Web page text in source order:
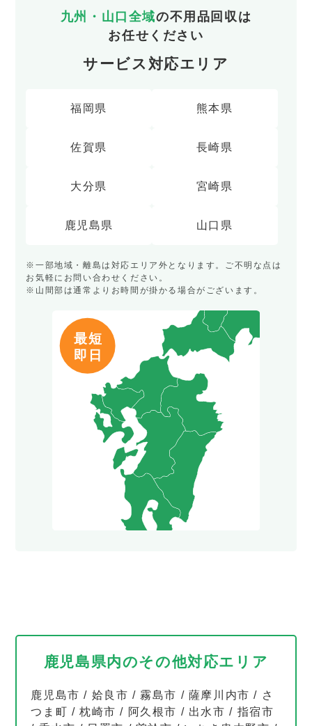
九州・山口全域の不用品回収は
お任せください
サービス対応エリア
福岡県 熊本県
佐賀県 長崎県
大分県 宮崎県
鹿児島県 山口県
※一部地域・離島は対応エリア外となります。ご不明な点は
お気軽にお問い合わせください。
※山間部は通常よりお時間が掛かる場合がございます。
鹿児島県内のその他対応エリア
鹿児島市 / 姶良市 / 霧島市 / 薩摩川内市 / さ
つま町 /枕崎市 / 阿久根市 / 出水市 / 指宿市